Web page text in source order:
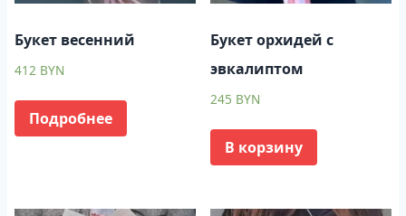
Букет весенний
412 BYN
Подробнее
Букет орхидей с
эвкалиптом
245 BYN
В корзину